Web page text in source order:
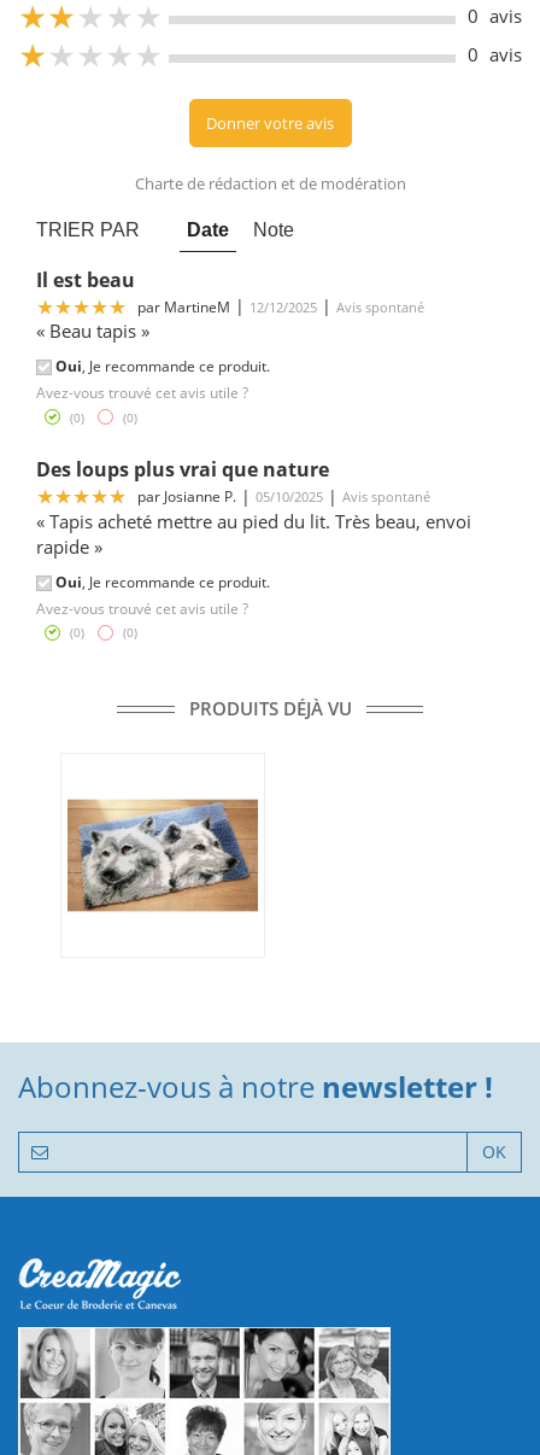
5 0 avis
5 0 avis
Donner votre avis
Charte de rédaction et de modération
TRIER PAR Date Note
Il est beau
par MartineM | 12/12/2025 | Avis spontané
« Beau tapis »
Oui, Je recommande ce produit.
Avez-vous trouvé cet avis utile ?
(0) (0)
Des loups plus vrai que nature
par Josianne P. | 05/10/2025 | Avis spontané
« Tapis acheté mettre au pied du lit. Très beau, envoi
rapide »
Oui, Je recommande ce produit.
Avez-vous trouvé cet avis utile ?
(0) (0)
PRODUITS DÉJÀ VU
Abonnez-vous à notre newsletter !
OK